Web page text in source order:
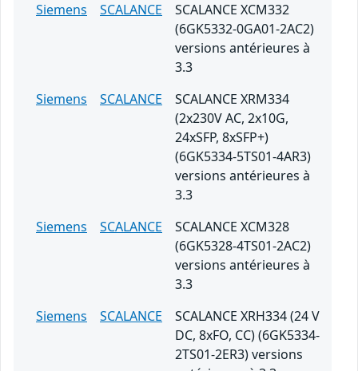
Siemens
SCALANCE
SCALANCE XCM332
(6GK5332-0GA01-2AC2)
versions antérieures à
3.3
Siemens
SCALANCE
SCALANCE XRM334
(2x230V AC, 2x10G,
24xSFP, 8xSFP+)
(6GK5334-5TS01-4AR3)
versions antérieures à
3.3
Siemens
SCALANCE
SCALANCE XCM328
(6GK5328-4TS01-2AC2)
versions antérieures à
3.3
Siemens
SCALANCE
SCALANCE XRH334 (24 V
DC, 8xFO, CC) (6GK5334-
2TS01-2ER3) versions